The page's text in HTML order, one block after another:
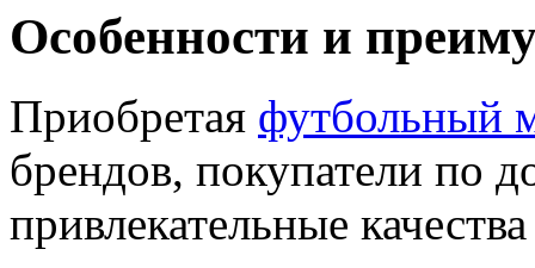
Особенности и
Приобретая футбольный
брендов, покупатели по
привлекательные